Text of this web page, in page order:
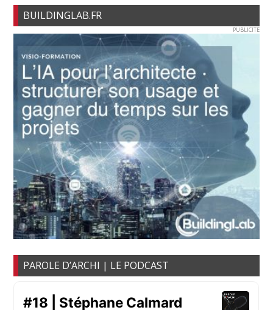
BUILDINGLAB.FR
PUBLICITE
PAROLE D’ARCHI | LE PODCAST